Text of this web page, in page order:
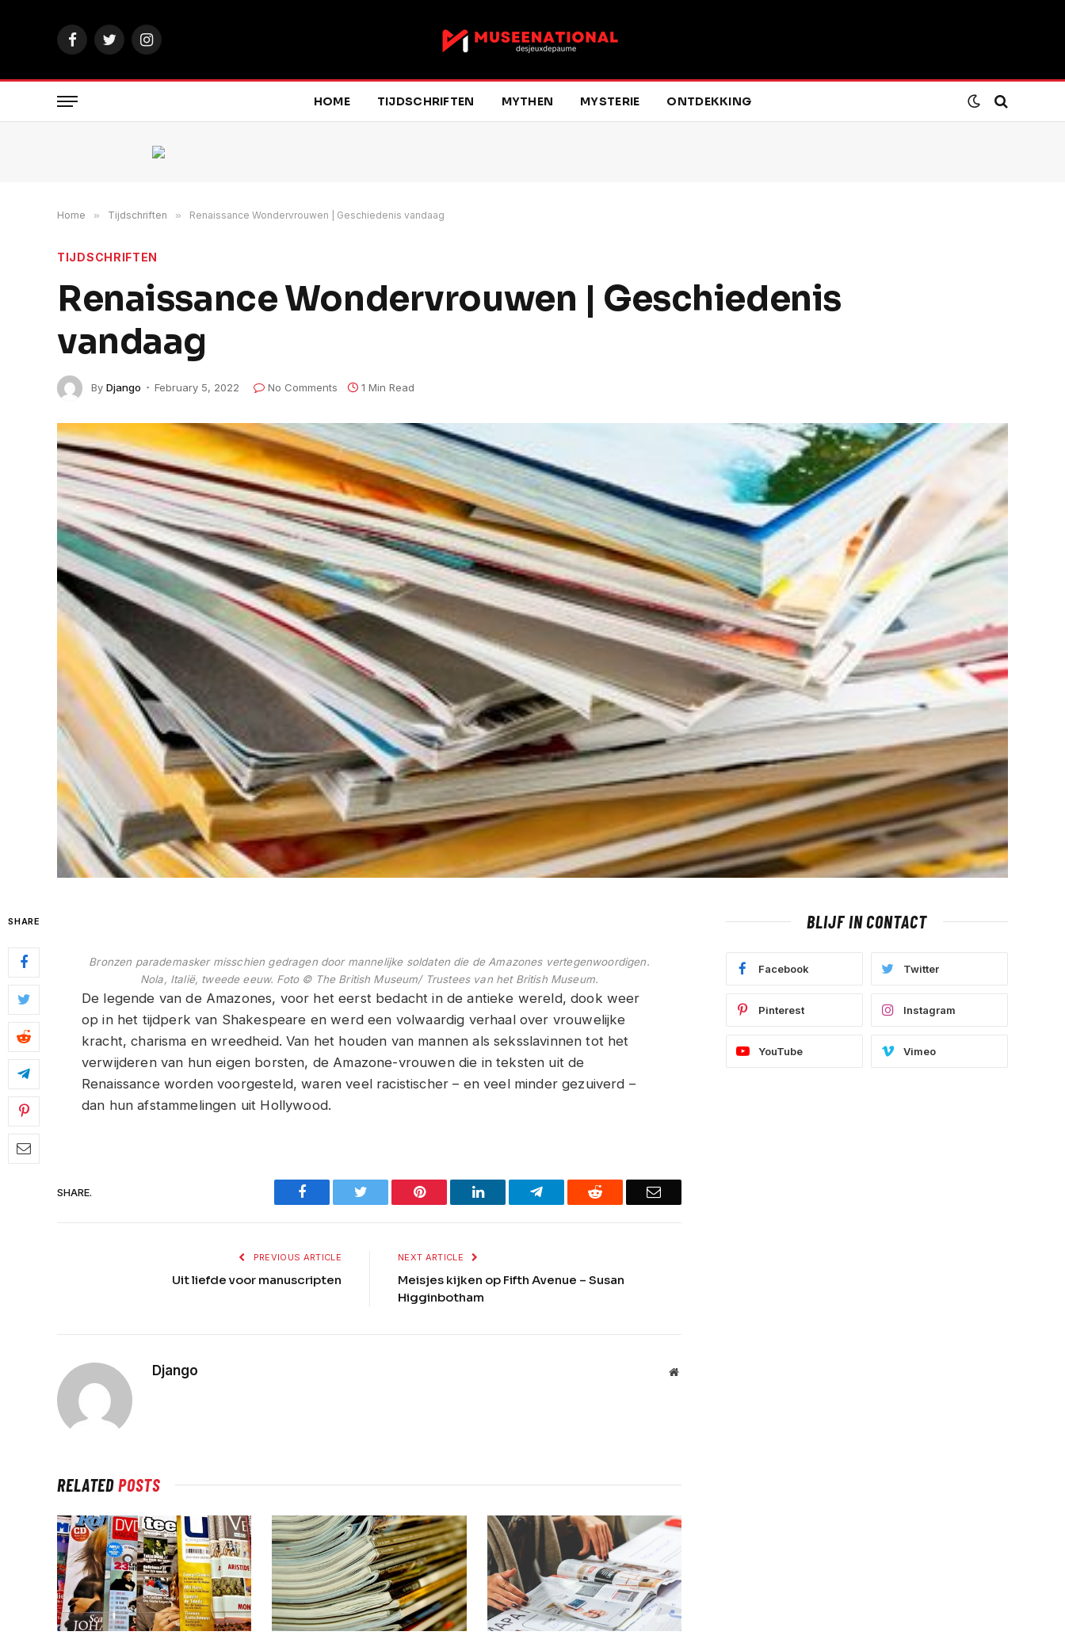
FacebookTwitterInstagram
HOME TIJDSCHRIFTEN MYTHEN MYSTERIE ONTDEKKING
Home » Tijdschriften » Renaissance Wondervrouwen | Geschiedenis vandaag
TIJDSCHRIFTEN
Renaissance Wondervrouwen | Geschiedenis
vandaag
By Django February 5, 2022 No Comments 1 Min Read
SHARE
Bronzen parademasker misschien gedragen door mannelijke soldaten die de Amazones vertegenwoordigen.
Nola, Italië, tweede eeuw. Foto © The British Museum/ Trustees van het British Museum.
De legende van de Amazones, voor het eerst bedacht in de antieke wereld, dook weer
op in het tijdperk van Shakespeare en werd een volwaardig verhaal over vrouwelijke
kracht, charisma en wreedheid. Van het houden van mannen als seksslavinnen tot het
verwijderen van hun eigen borsten, de Amazone-vrouwen die in teksten uit de
Renaissance worden voorgesteld, waren veel racistischer – en veel minder gezuiverd –
dan hun afstammelingen uit Hollywood.
SHARE. Facebook Twitter Pinterest LinkedIn Telegram Reddit Email
PREVIOUS ARTICLE
Uit liefde voor manuscripten
NEXT ARTICLE
Meisjes kijken op Fifth Avenue – Susan
Higginbotham
Django Website
RELATEDPOSTS
BLIJF IN CONTACT
Facebook Twitter
Pinterest Instagram
YouTube Vimeo